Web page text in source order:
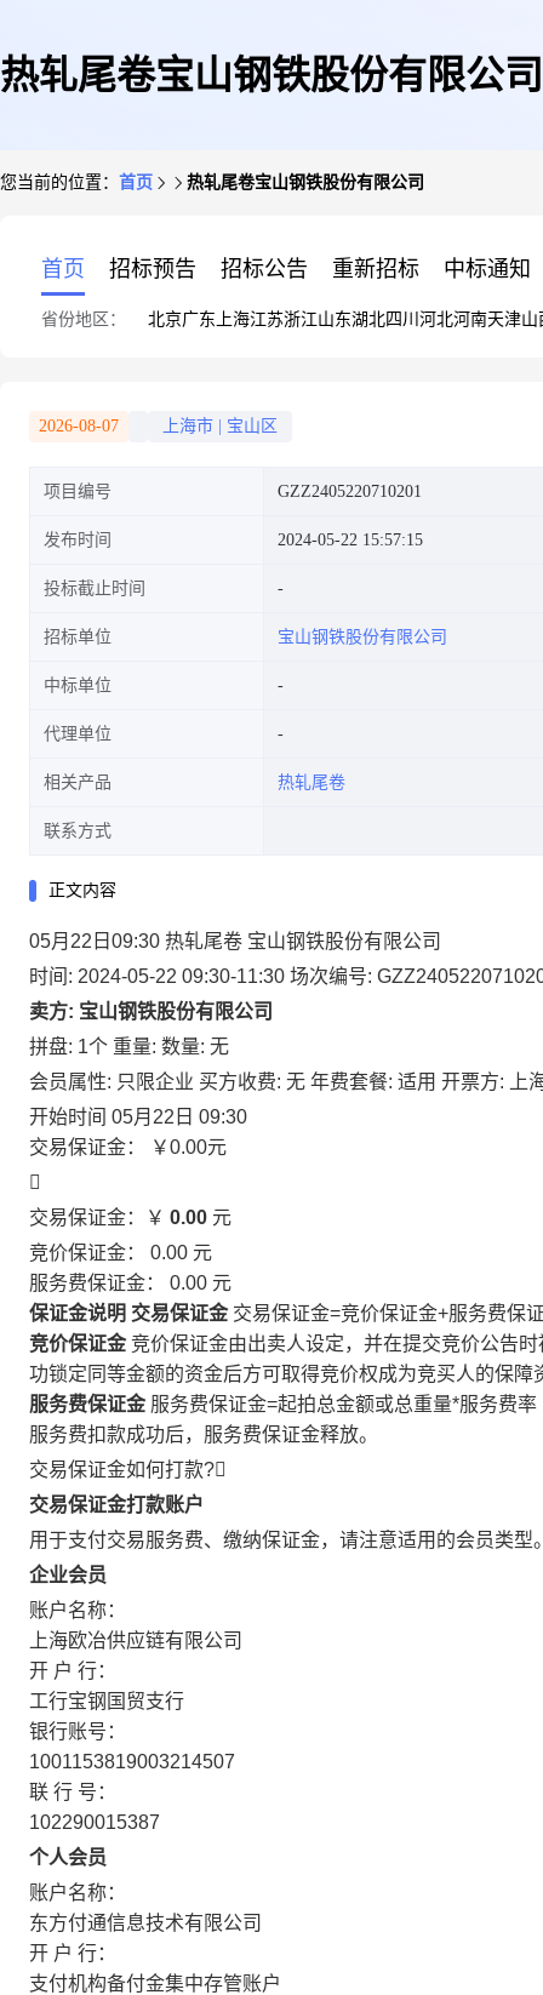
热轧尾卷宝山钢铁股份有限公司
您当前的位置： 首页 热轧尾卷宝山钢铁股份有限公司
首页 招标预告 招标公告 重新招标 中标通知
省份地区： 北京广东 上海江苏浙江山东湖北四川 河北河南天津山
2026-08-07 上海市 宝山区
项目编号 GZZ2405220710201
发布时间 2024-05-22 15:57:15
投标截止时间
招标单位 宝山钢铁股份有限公司
中标单位
代理单位
相关产品 热轧尾卷
联系方式
正文内容
05月22日09:30 热轧尾卷 宝山钢铁股份有限公司
时间: 2024-05-22 09:30-11:30 场次编号:
卖方: 宝山钢铁股份有限公司
拼盘: 1个 重量: 数量: 无
会员属性: 只限企业 买方收费: 无 年费套餐: 适用 开票方: 上
开始时间 05月22日 09:30
交易保证金：
￥0.00元

交易保证金：￥ 0.00 元
竞价保证金： 0.00 元
服务费保证金： 0.00 元
保证金说明 交易保证金 交易保证金=竞价保证金+服务费保
竞价保证金 竞价保证金由出卖人设定，并在提交竞价公告
功锁定同等金额的资金后方可取得竞价权成为竞买人的保障
服务费保证金 服务费保证金=起拍总金额或总重量*服务费率
服务费扣款成功后，服务费保证金释放。
交易保证金如何打款?
交易保证金打款账户
用于支付交易服务费、缴纳保证金，请注意适用的会员类型
企业会员
账户名称：
上海欧冶供应链有限公司
开 户 行：
工行宝钢国贸支行
银行账号：
1001153819003214507
联 行 号：
102290015387
个人会员
账户名称：
东方付通信息技术有限公司
开 户 行：
支付机构备付金集中存管账户